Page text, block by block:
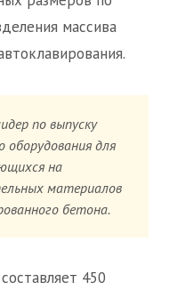
массива
по выпуску
оборудования для
на
материалов
бетона.
450